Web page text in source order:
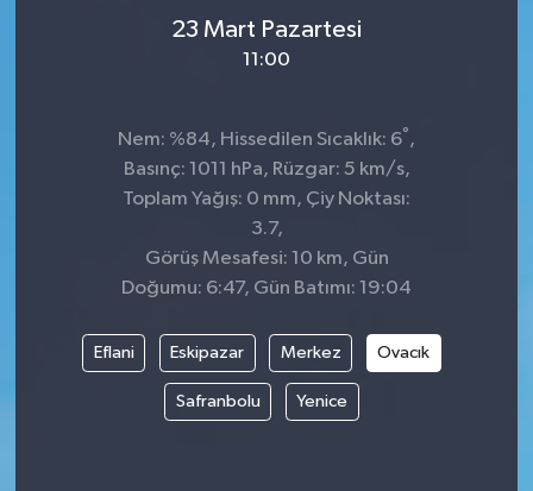
23 Mart Pazartesi
11:00
Nem: %84, Hissedilen Sıcaklık: 6° ,
Basınç: 1011 hPa, Rüzgar: 5 km/s,
Toplam Yağış: 0 mm, Çiy Noktası:
3.7,
Görüş Mesafesi: 10 km, Gün
Doğumu: 6:47, Gün Batımı: 19:04
Eflani Eskipazar Merkez Ovacık
Safranbolu Yenice